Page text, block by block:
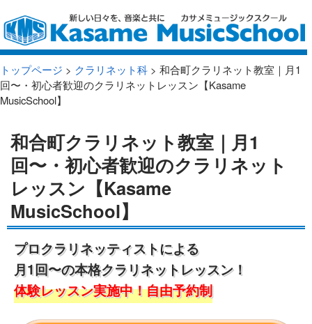
トップページ > クラリネット科 > 和合町クラリネット教室｜月1
回〜・初心者歓迎のクラリネットレッスン【Kasame
MusicSchool】
和合町クラリネット教室｜月1
回〜・初心者歓迎のクラリネット
レッスン【Kasame
MusicSchool】
プロクラリネッティストによる
月1回〜の本格クラリネットレッスン！
体験レッスン実施中！自由予約制